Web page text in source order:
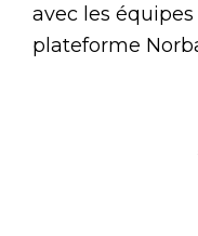
avec les
plateforme